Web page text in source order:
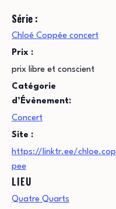
Série :
Chloé Coppée concert
Prix :
prix libre et conscient
Catégorie
d’Évènement:
Concert
Site :
https://linktr.ee/chloe.cop
pee
LIEU
Quatre Quarts